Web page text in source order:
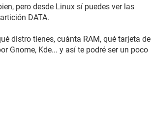
pero desde Linux sí puedes ver las
DATA.
distro tienes, cuánta RAM, qué tarjeta de
Gnome, Kde... y así te podré ser un poco